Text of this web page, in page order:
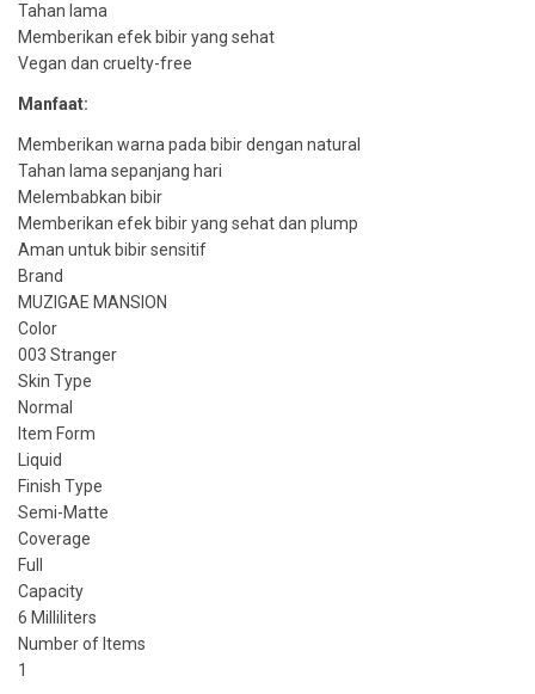
Tahan lama
Memberikan efek bibir yang sehat
Vegan dan cruelty-free
Manfaat:
Memberikan warna pada bibir dengan natural
Tahan lama sepanjang hari
Melembabkan bibir
Memberikan efek bibir yang sehat dan plump
Aman untuk bibir sensitif
Brand
MUZIGAE MANSION
Color
003 Stranger
Skin Type
Normal
Item Form
Liquid
Finish Type
Semi-Matte
Coverage
Full
Capacity
6 Milliliters
Number of Items
1